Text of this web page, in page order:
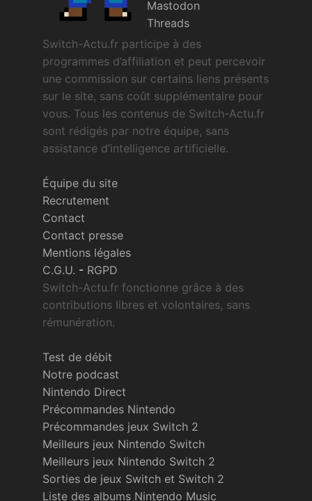
Mastodon
Threads
Switch-Actu.fr participe à des
programmes d’affiliation et peut percevoir
une commission sur certains liens présents
sur le site, sans coût supplémentaire pour
vous. Tous les contenus de Switch-Actu.fr
sont rédigés par notre équipe, sans
assistance d’intelligence artificielle.
Équipe du site
Recrutement
Contact
Contact presse
Mentions légales
C.G.U. - RGPD
Switch-Actu.fr fonctionne grâce à des
contributions libres et volontaires, sans
rémunération.
Test de débit
Notre podcast
Nintendo Direct
Précommandes Nintendo
Précommandes jeux Switch 2
Meilleurs jeux Nintendo Switch
Meilleurs jeux Nintendo Switch 2
Sorties de jeux Switch et Switch 2
Liste des albums Nintendo Music